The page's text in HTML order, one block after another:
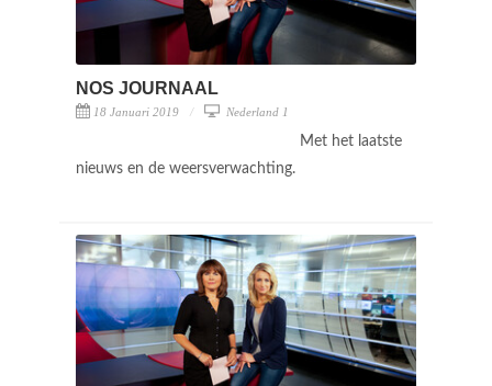
NOS JOURNAAL
18 Januari 2019 Nederland 1
Met het laatste
nieuws en de weersverwachting.